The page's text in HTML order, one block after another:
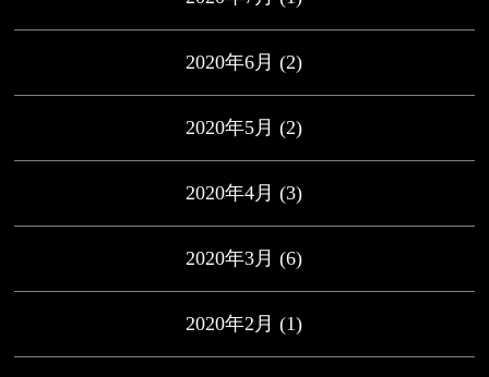
2020年6月 (2)
2020年5月 (2)
2020年4月 (3)
2020年3月 (6)
2020年2月 (1)